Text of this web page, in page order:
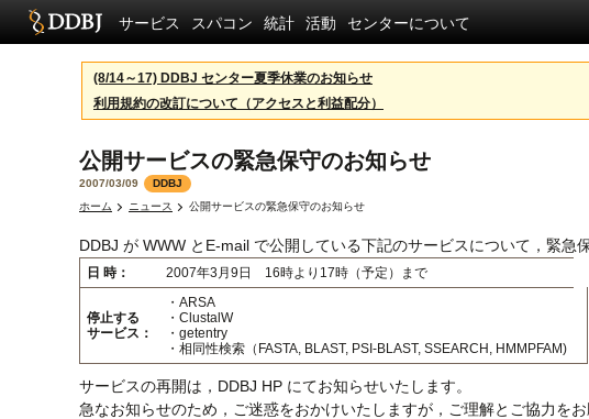
サービス スパコン 統計 活動 センターについて
(8/14～17) DDBJ センター夏季休業のお知らせ
利用規約の改訂について（アクセスと利益配分）
公開サービスの緊急保守のお知らせ
2007/03/09
DDBJ
ホーム
ニュース 公開サービスの緊急保守のお知らせ
DDBJ が WWW とE-mail で公開している下記のサービスについて，緊急
日 時： 2007年3月9日 16時より17時（予定）まで
停止する
サービス：
・ARSA
・ClustalW
・getentry
・相同性検索（FASTA, BLAST, PSI-BLAST, SSEARCH, HMMPFAM)
サービスの再開は，DDBJ HP にてお知らせいたします。
急なお知らせのため，ご迷惑をおかけいたしますが，ご理解とご協力をお